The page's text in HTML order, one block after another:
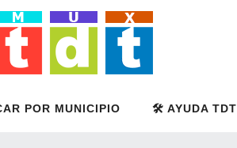
POR MUNICIPIO 🛠️ AYUDA TDT